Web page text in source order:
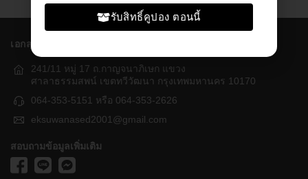
เอกสุวรรณเกษตร
241/11 หมู่ 17 ถ.กาญจนาภิเษก แขวง
ศาลาธรรมสพน์ เขตทวีวัฒนา กรุงเทพมหานคร 10170
064-353-5151 หรือ 064-353-2626
eksuwanased2001@gmail.com
สอบถามข้อมูลเพิ่มเติม
รับสิทธิ์คูปอง ตอนนี้